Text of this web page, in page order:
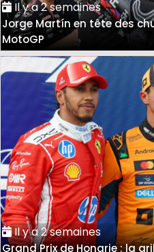
Il y a 2 semaines
Jorge Martín en tête des
MotoGP
Il y a 2 semaines
Grand Prix de Hongrie : la